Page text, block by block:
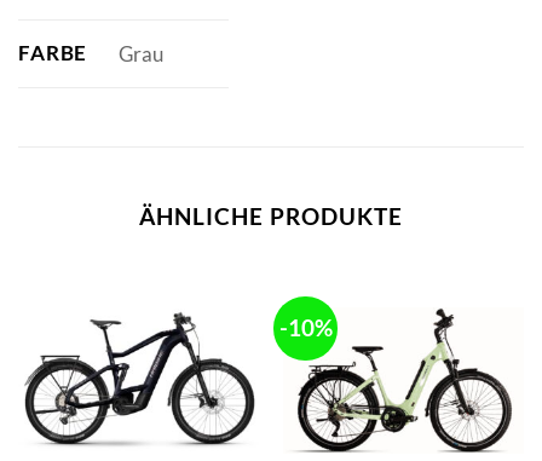
FARBE Grau
ÄHNLICHE PRODUKTE
-10%